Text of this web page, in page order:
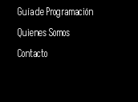
Guía de Programación
Quienes Somos
Contacto